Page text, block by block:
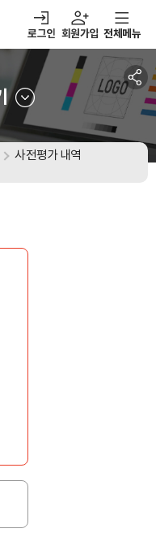
로그인 회원가입
당
열기 아이디어뱅크
전체메뉴
사전평가 내역